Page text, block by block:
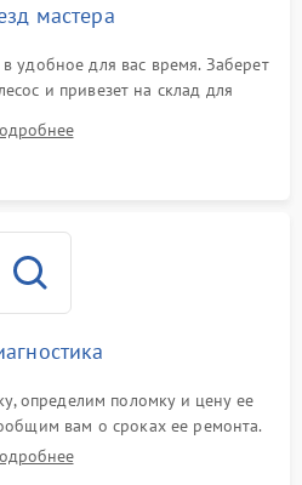
мастера
удобное для вас время. Заберет
и привезет на склад для
определим поломку и цену ее
вам о сроках ее ремонта.